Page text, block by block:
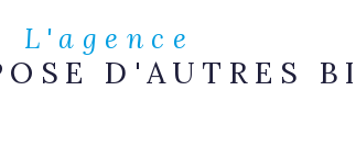
L'agence
D'AUTRES